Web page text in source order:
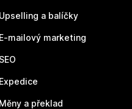
Upselling a balíčky
E-mailový marketing
SEO
Expedice
Měny a překlad